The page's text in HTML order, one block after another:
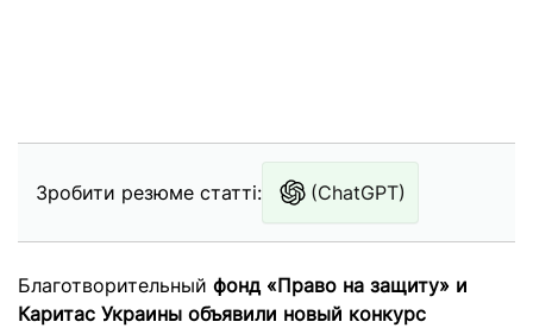
Зробити резюме статті: (ChatGPT)
Благотворительный фонд «Право на защиту» и
Каритас Украины объявили новый конкурс